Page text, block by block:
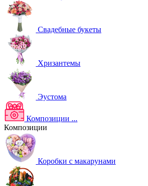
Свадебные букеты
Хризантемы
Эустома
Композиции ...
Композиции
Коробки с макарунами